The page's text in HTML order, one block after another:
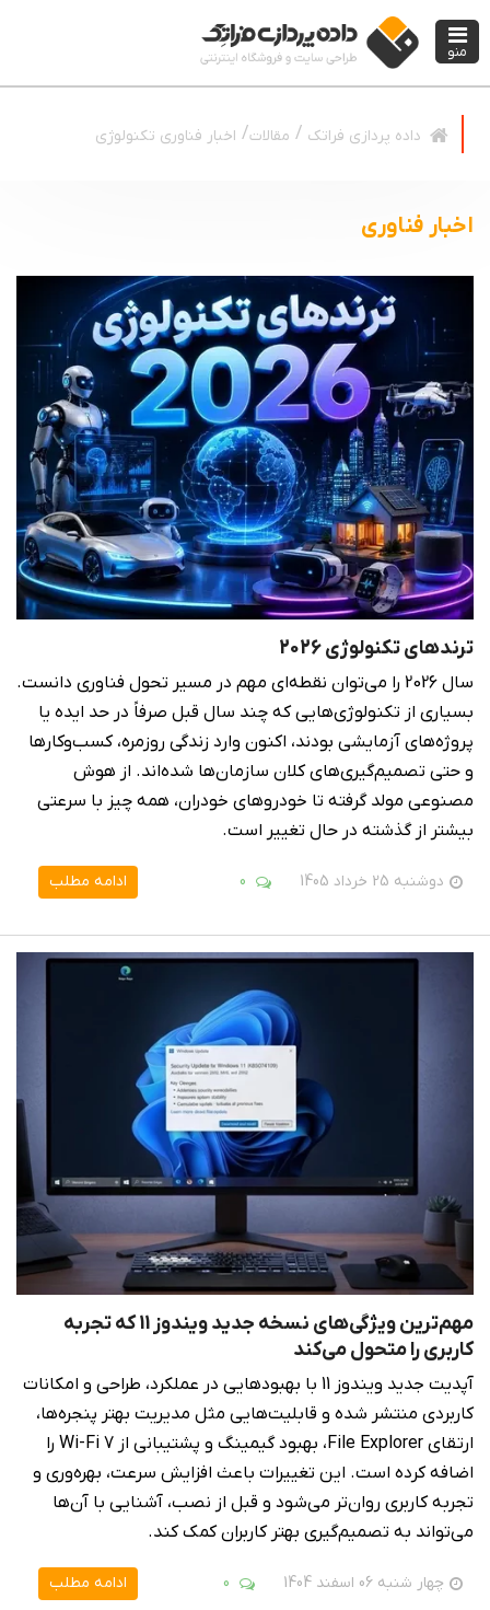
داده پردازی فراتک مقالات اخبار فناوری تکنولوژی
اخبار فناوری
ترندهای تکنولوژی 2026
سال 2026 را می‌توان نقطه‌ای مهم در مسیر تحول فناوری دانست.
بسیاری از تکنولوژی‌هایی که چند سال قبل صرفاً در حد ایده یا
پروژه‌های آزمایشی بودند، اکنون وارد زندگی روزمره، کسب‌وکارها
و حتی تصمیم‌گیری‌های کلان سازمان‌ها شده‌اند. از هوش
مصنوعی مولد گرفته تا خودروهای خودران، همه چیز با سرعتی
بیشتر از گذشته در حال تغییر است.
دوشنبه 25 خرداد 1405 0 ادامه مطلب
مهم‌ترین ویژگی‌های نسخه جدید ویندوز 11 که تجربه
کاربری را متحول می‌کند
آپدیت جدید ویندوز 11 با بهبودهایی در عملکرد، طراحی و امکانات
کاربردی منتشر شده و قابلیت‌هایی مثل مدیریت بهتر پنجره‌ها،
ارتقای File Explorer، بهبود گیمینگ و پشتیبانی از Wi-Fi 7 را
اضافه کرده است. این تغییرات باعث افزایش سرعت، بهره‌وری و
تجربه کاربری روان‌تر می‌شود و قبل از نصب، آشنایی با آن‌ها
می‌تواند به تصمیم‌گیری بهتر کاربران کمک کند.
چهار شنبه 06 اسفند 1404 0 ادامه مطلب
منو